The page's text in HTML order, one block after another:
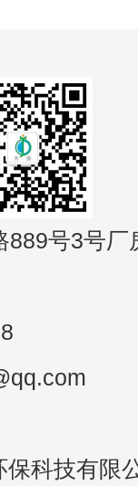
889号3号厂
保科技有限